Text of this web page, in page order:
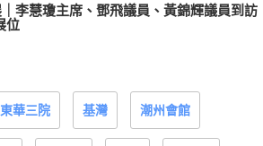
｜李慧瓊主席、鄧飛議員、黃錦輝議員到訪
位
東華三院 基灣 潮州會館